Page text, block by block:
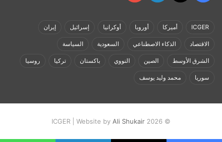
ICGER أميركا أوروبا أوكرانيا إسرائيل إيران
الاقتصاد الذكاء الاصطناعي السعودية السياسة
الشرق الأوسط الصين النووي باكستان تركيا روسيا
سوريا محمد وليد يوسف
© 2026 ICGER | Website by
Ali Shukair